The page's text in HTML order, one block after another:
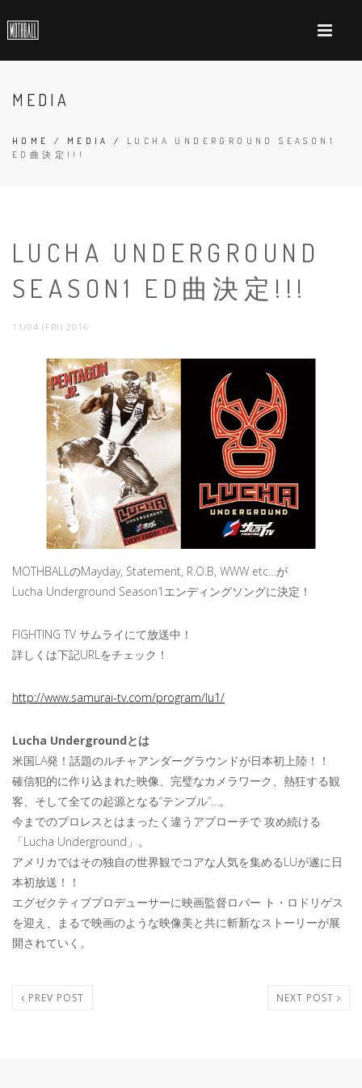
MEDIA
HOME / MEDIA / LUCHA UNDERGROUND SEASON1
ED曲決定!!!
LUCHA UNDERGROUND
SEASON1 ED曲決定!!!
11/04 (FRI) 2016
MOTHBALLのMayday, Statement, R.O.B, WWW etc…が
Lucha Underground Season1エンディングソングに決定！
FIGHTING TV サムライにて放送中！
詳しくは下記URLをチェック！
http://www.samurai-tv.com/program/lu1/
Lucha Undergroundとは
米国LA発！話題のルチャアンダーグラウンドが日本初上陸！！
確信犯的に作り込まれた映像、完璧なカメラワーク、熱狂する観
客、そして全ての起源となる“テンプル”…。
今までのプロレスとはまったく違うアプローチで 攻め続ける
「Lucha Underground」。
アメリカではその独自の世界観でコアな人気を集めるLUが遂に日
本初放送！！
エグゼクティブプロデューサーに映画監督ロバー ト・ロドリゲス
を迎え、まるで映画のような映像美と共に斬新なストーリーが展
開されていく。
PREV POST NEXT POST